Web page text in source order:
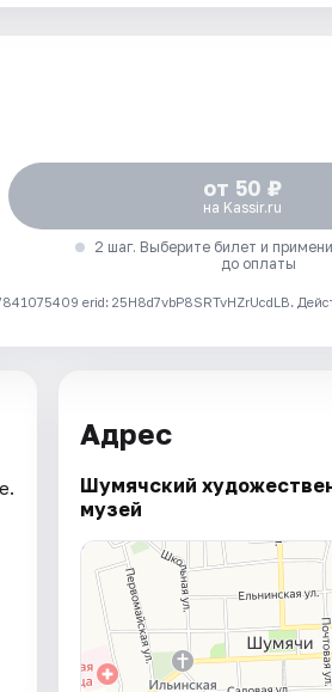
от 50 ₽
на Kassir.ru
2 шаг. Выберите билет и
до оплаты
erid: 25H8d7vbP8SRTvHZrUcdLB.
Адрес
Шумячский
музей